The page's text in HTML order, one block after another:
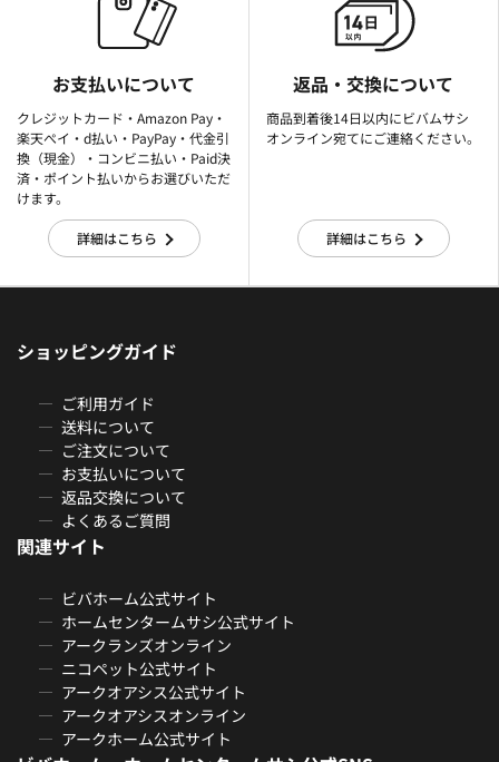
お支払いについて
クレジットカード・Amazon Pay・
楽天ぺイ・d払い・PayPay・代金引
換（現金）・コンビニ払い・Paid決
済・ポイント払いからお選びいただ
けます。
詳細はこちら
返品・交換について
商品到着後14日以内にビバムサシ
オンライン宛てにご連絡ください。
詳細はこちら
ショッピングガイド
ご利用ガイド
送料について
ご注文について
お支払いについて
返品交換について
よくあるご質問
関連サイト
ビバホーム公式サイト
ホームセンタームサシ公式サイト
アークランズオンライン
ニコペット公式サイト
アークオアシス公式サイト
アークオアシスオンライン
アークホーム公式サイト